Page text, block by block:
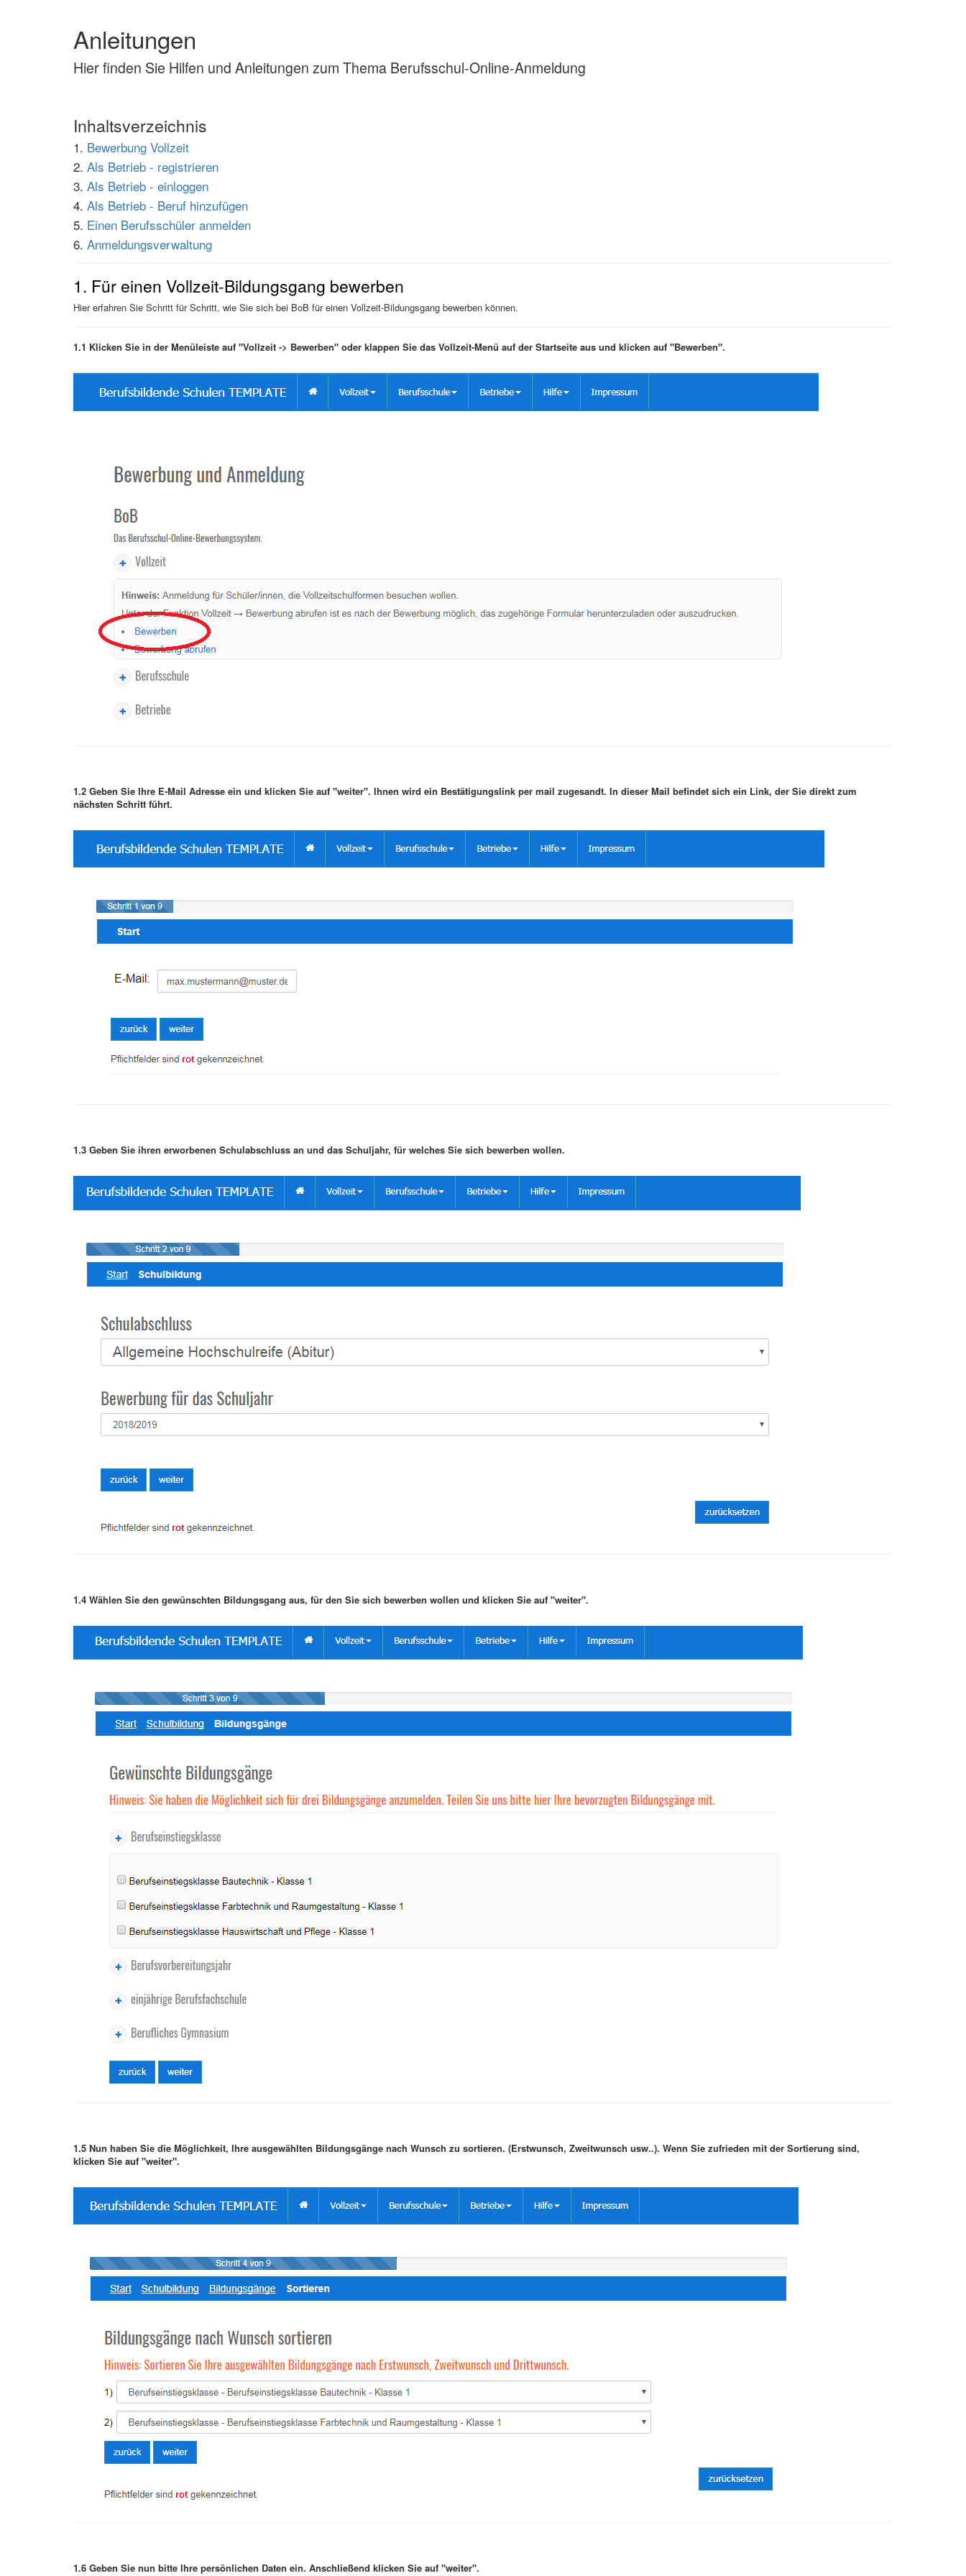
Anleitungen
Hier finden Sie Hilfen und Anleitungen zum Thema Berufsschul-Online-Anmeldung
Inhaltsverzeichnis
1. Bewerbung Vollzeit
2. Als Betrieb - registrieren
3. Als Betrieb - einloggen
4. Als Betrieb - Beruf hinzufügen
5. Einen Berufsschüler anmelden
6. Anmeldungsverwaltung
1. Für einen Vollzeit-Bildungsgang bewerben
Hier erfahren Sie Schritt für Schritt, wie Sie sich bei BoB für einen Vollzeit-Bildungsgang bewerben können.
1.1 Klicken Sie in der Menüleiste auf "Vollzeit -> Bewerben" oder klappen Sie das Vollzeit-Menü auf der Startseite aus und klicken auf "Bewerben".
1.2 Geben Sie Ihre E-Mail Adresse ein und klicken Sie auf "weiter". Ihnen wird ein Bestätigungslink per mail zugesandt. In dieser Mail befindet sich ein Link, der Sie direkt zum
nächsten Schritt führt.
1.3 Geben Sie ihren erworbenen Schulabschluss an und das Schuljahr, für welches Sie sich bewerben wollen.
1.4 Wählen Sie den gewünschten Bildungsgang aus, für den Sie sich bewerben wollen und klicken Sie auf "weiter".
1.5 Nun haben Sie die Möglichkeit, Ihre ausgewählten Bildungsgänge nach Wunsch zu sortieren. (Erstwunsch, Zweitwunsch usw..). Wenn Sie zufrieden mit der Sortierung sind,
klicken Sie auf "weiter".
1.6 Geben Sie nun bitte Ihre persönlichen Daten ein. Anschließend klicken Sie auf "weiter".